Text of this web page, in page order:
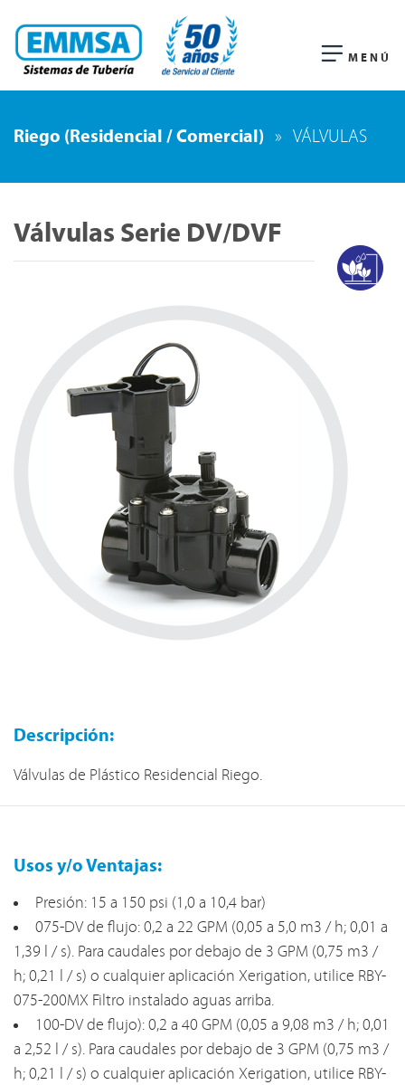
MENÚ
Riego (Residencial / Comercial) » VÁLVULAS
Válvulas Serie DV/DVF
Descripción:
Válvulas de Plástico Residencial Riego.
Usos y/o Ventajas:
Presión: 15 a 150 psi (1,0 a 10,4 bar)
075-DV de flujo: 0,2 a 22 GPM (0,05 a 5,0 m3 / h; 0,01 a
1,39 l / s). Para caudales por debajo de 3 GPM (0,75 m3 /
h; 0,21 l / s) o cualquier aplicación Xerigation, utilice RBY-
075-200MX Filtro instalado aguas arriba.
100-DV de flujo): 0,2 a 40 GPM (0,05 a 9,08 m3 / h; 0,01
a 2,52 l / s). Para caudales por debajo de 3 GPM (0,75 m3 /
h; 0,21 l / s) o cualquier aplicación Xerigation, utilice RBY-